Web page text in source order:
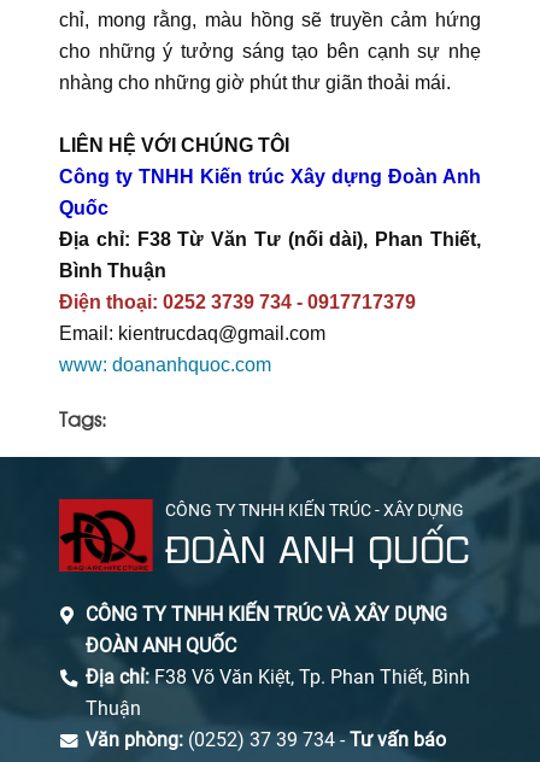
chỉ, mong rằng, màu hồng sẽ truyền cảm hứng
cho những ý tưởng sáng tạo bên cạnh sự nhẹ
nhàng cho những giờ phút thư giãn thoải mái.
LIÊN HỆ VỚI CHÚNG TÔI
Công ty TNHH Kiến trúc Xây dựng Đoàn Anh
Quốc
Địa chỉ: F38 Từ Văn Tư (nối dài), Phan Thiết,
Bình Thuận
Điện thoại: 0252 3739 734 - 0917717379
Email: kientrucdaq@gmail.com
www: doananhquoc.com
Tags:
CÔNG TY TNHH KIẾN TRÚC - XÂY DỰNG
ĐOÀN ANH QUỐC
CÔNG TY TNHH KIẾN TRÚC VÀ XÂY DỰNG
ĐOÀN ANH QUỐC
Địa chỉ:F38 Võ Văn Kiệt, Tp. Phan Thiết, Bình
Thuận
Văn phòng: (0252) 37 39 734 -Tư vấn báo